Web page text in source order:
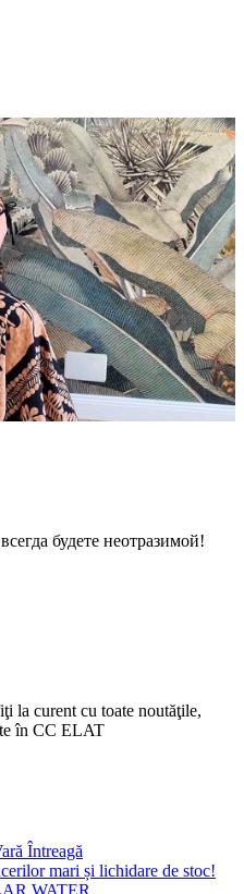
будете неотразимой!
la curent cu toate noutăţile,
în CC ELAT
Întreagă
mari și lichidare de stoc!
WATER